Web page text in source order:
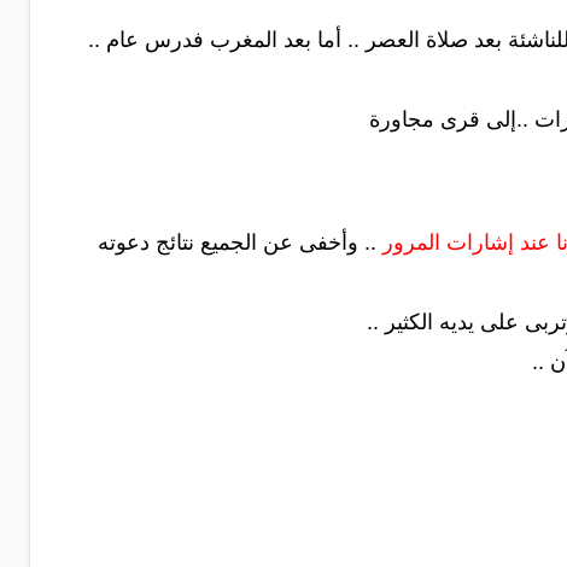
بعد صلاة العصر .. أما بعد المغرب فدرس عام ..
..إلى قرى مجاورة
عند إشارات المرور .. وأخفى عن الجميع نتائج دعوته
على يديه الكثير ..
..